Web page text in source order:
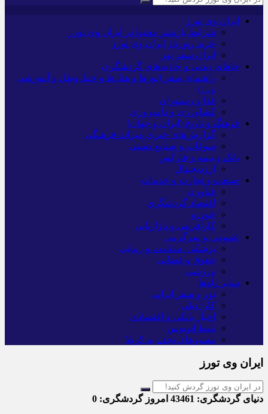
ایران وی تورز
شرایط بازنشر محتوا در ایران وی تورز
خرید رپورتاژ ایران وی تورز
ایران سفر تور
جاهای دیدنی و جاذبه‌های گردشگری
راهنمای سفر (تورها و هتل‌ها و حمل‌و‌نقل و آموزشی
و…)
غذا و رستوران
کشاورزی و دامپروری
فرهنگ و تاریخ (ایران و جهان)
گزارش‌های خبری میراث فرهنگی
سوغات و صنایع دستی
بانک و بیمه و فارکس
ارزدیجیتال
صنعت و تجارت و خدمات
فناوری
اقتصاد گردشگری
خودرو
کارآفرینی و بازاریابی
عمومی و سرگرمی
پزشکی، سلامت و زیبایی
حقوق و قضایی
ورزشی
سایر راه‌ها
تور و سفر ایرانی
کارا دیلی
اخبار بانکی و اقتصادی
بلیط اتوبوس
مسیرهای نجف به کربلا
ایران وی تورز
دنیای گردشگری: امروز گردشگری: